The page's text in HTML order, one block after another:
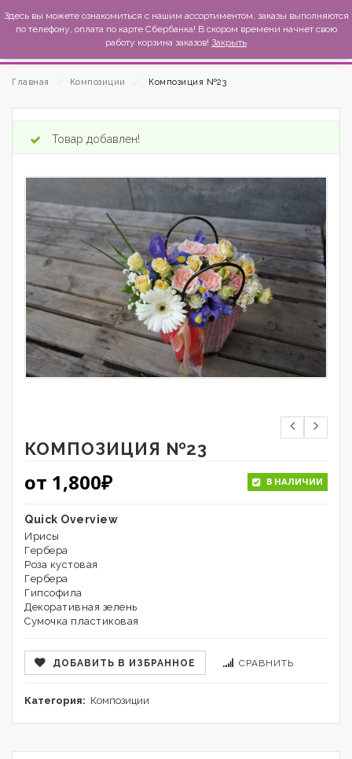
MexиKo
Главная Композиции Композиция №23
Товар добавлен!
КОМПОЗИЦИЯ №23
от 1,800₽ В НАЛИЧИИ
Quick Overview
Ирисы
Гербера
Роза кустовая
Гербера
Гипсофила
Декоративная зелень
Сумочка пластиковая
ДОБАВИТЬ В ИЗБРАННОЕ СРАВНИТЬ
Категория: Композиции
Здесь вы можете ознакомиться с нашим ассортиментом, заказы выполняются
по телефону, оплата по карте Сбербанка! В скором времени начнет свою
работу корзина заказов! Закрыть